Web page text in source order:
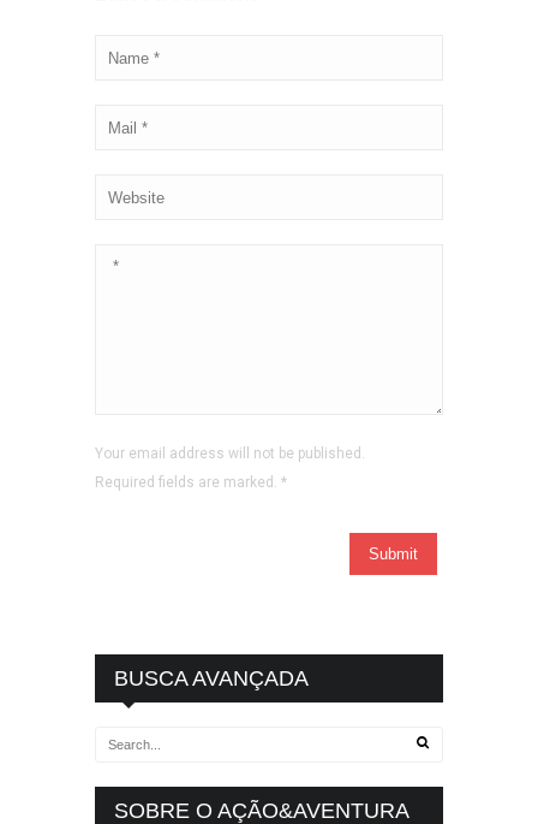
Your email address will not be published.
Required fields are marked. *
BUSCA AVANÇADA
SOBRE O AÇÃO&AVENTURA